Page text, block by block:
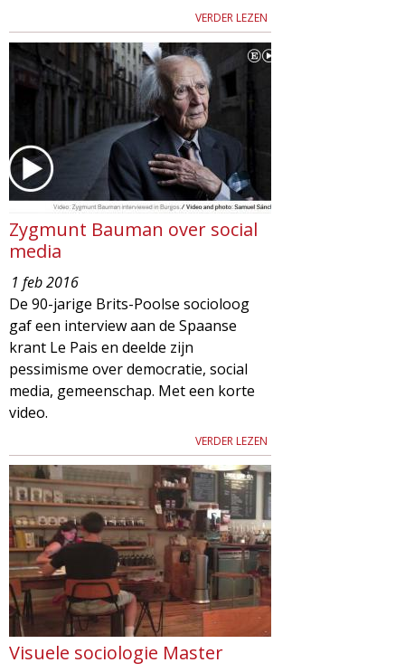
VERDER LEZEN
Zygmunt Bauman over social
media
1 feb 2016
De 90-jarige Brits-Poolse socioloog
gaf een interview aan de Spaanse
krant Le Pais en deelde zijn
pessimisme over democratie, social
media, gemeenschap. Met een korte
video.
VERDER LEZEN
Visuele sociologie Master